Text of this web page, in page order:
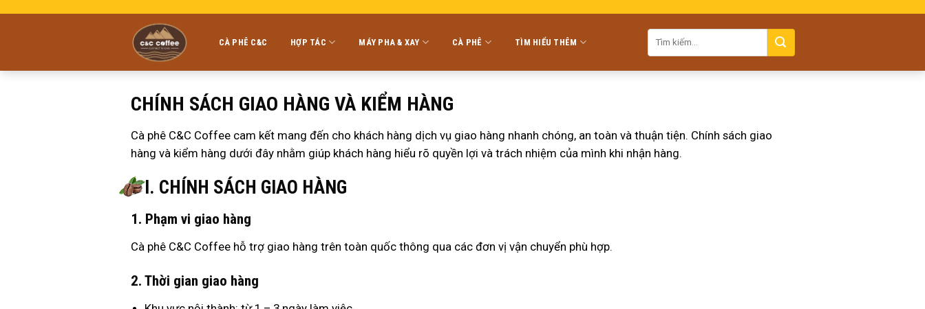
CÀ PHÊ C&C HỢP TÁC MÁY PHA & XAY CÀ PHÊ TÌM HIỂU THÊM
CHÍNH SÁCH GIAO HÀNG VÀ KIỂM HÀNG
Cà phê C&C Coffee cam kết mang đến cho khách hàng dịch vụ giao hàng nhanh chóng, an toàn và thuận tiện. Chính sách giao
hàng và kiểm hàng dưới đây nhằm giúp khách hàng hiểu rõ quyền lợi và trách nhiệm của mình khi nhận hàng.
I. CHÍNH SÁCH GIAO HÀNG
1. Phạm vi giao hàng
Cà phê C&C Coffee hỗ trợ giao hàng trên toàn quốc thông qua các đơn vị vận chuyển phù hợp.
2. Thời gian giao hàng